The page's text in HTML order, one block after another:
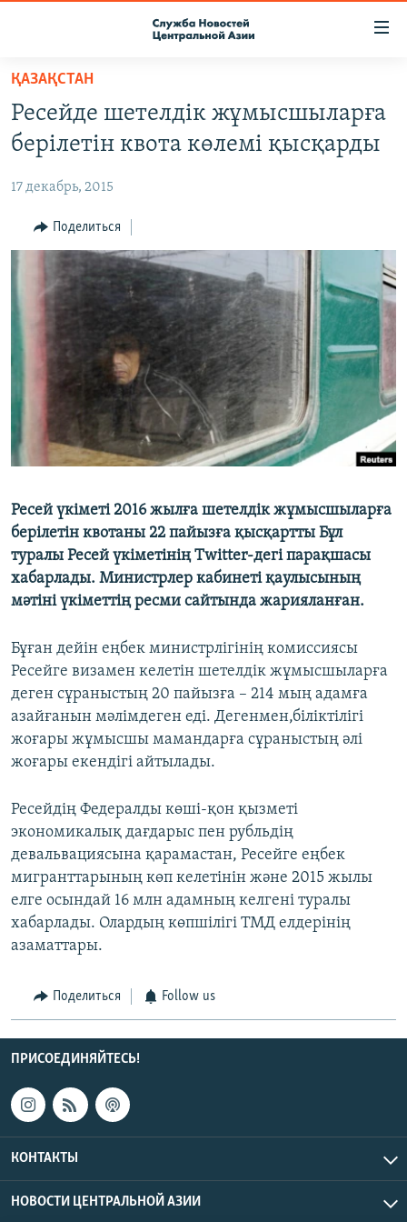
Вернуться
основному
содержанию
Вернутся
навигации
Вернутся
поиску
ПОДПИСКА
КОНТАКТЫ
RFE/RL ДИРЕКТ
НАСТОЯЩЕЕ ВРЕМЯ
МИГРАНТ МЕДИА
ҚАЗАҚСТАН
Ресейде шетелдік жұмысшыларға
берілетін квота көлемі қысқарды
17 декабрь, 2015
Поделиться
Ресей үкіметі 2016 жылға шетелдік жұмысшыларға
берілетін квотаны 22 пайызға қысқартты Бұл
туралы Ресей үкіметінің Twitter-дегі парақшасы
хабарлады. Министрлер кабинеті қаулысының
мәтіні үкіметтің ресми сайтында жарияланған.
Бұған дейін еңбек министрлігінің комиссиясы
Ресейге визамен келетін шетелдік жұмысшыларға
деген сұраныстың 20 пайызға – 214 мың адамға
азайғанын мәлімдеген еді. Дегенмен,біліктілігі
жоғары жұмысшы мамандарға сұраныстың әлі
жоғары екендігі айтылады.
Ресейдің Федералды көші-қон қызметі
экономикалық дағдарыс пен рубльдің
девальвациясына қарамастан, Ресейге еңбек
мигранттарының көп келетінін және 2015 жылы
елге осындай 16 млн адамның келгені туралы
хабарлады. Олардың көпшілігі ТМД елдерінің
азаматтары.
Поделиться Follow us
ПРИСОЕДИНЯЙТЕСЬ!
КОНТАКТЫ
НОВОСТИ ЦЕНТРАЛЬНОЙ АЗИИ